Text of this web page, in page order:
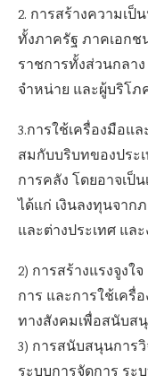
2. การสร้างความเ
ทั้งภาครัฐ ภาคเอก
ราชการทั้งส่วนกลา
จำหน่าย และผู้บริโภ
3.การใช้เครื่องมือแ
สมกับบริบทของประ
การคลัง โดยอาจเป็
ได้แก่ เงินลงทุนจาก
และต่างประเทศ แ
2) การสร้างแรงจูง
การ และการใช้เครื่
ทางสังคมเพื่อสนับส
3) การสนับสนุนการ
ระบบการจัดการ ร